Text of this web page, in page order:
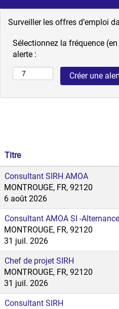
Surveiller les offres d’emploi
Sélectionnez la fréquence
alerte :
Titre
Consultant SIRH AMOA
MONTROUGE, FR, 92120
6 août 2026
Consultant AMOA SI -Alternance
MONTROUGE, FR, 92120
31 juil. 2026
Chef de projet SIRH
MONTROUGE, FR, 92120
31 juil. 2026
Consultant SIRH